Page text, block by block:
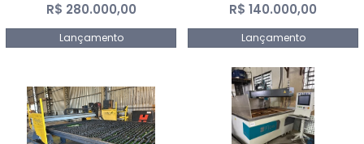
R$ 280.000,00
Lançamento
R$ 140.000,00
Lançamento